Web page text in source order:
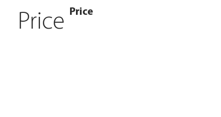
Price Price